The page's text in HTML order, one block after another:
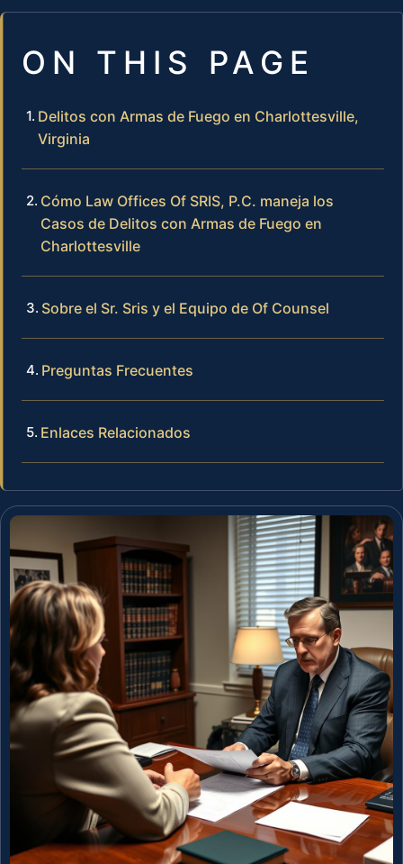
ON THIS PAGE
Delitos con Armas de Fuego en Charlottesville,
Virginia
Cómo Law Offices Of SRIS, P.C. maneja los
Casos de Delitos con Armas de Fuego en
Charlottesville
Sobre el Sr. Sris y el Equipo de Of Counsel
Preguntas Frecuentes
Enlaces Relacionados